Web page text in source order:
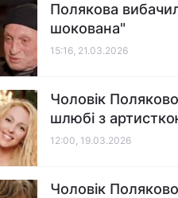
Полякова
шокована"
15:16, 21.03.2026
Чоловік
шлюбі з
12:00, 19.03.2026
Чоловік